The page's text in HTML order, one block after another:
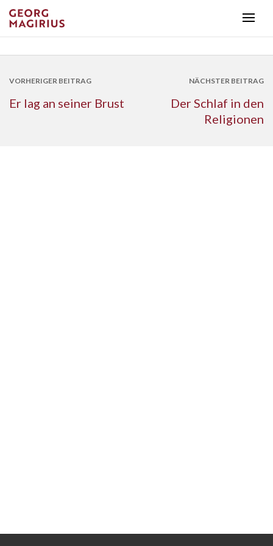
VORHERIGER BEITRAG
Er lag an seiner Brust
NÄCHSTER BEITRAG
Der Schlaf in den
Religionen